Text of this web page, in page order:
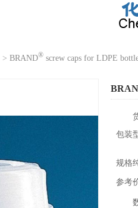
> BRAND® screw caps for LDPE
包装
规格
参考